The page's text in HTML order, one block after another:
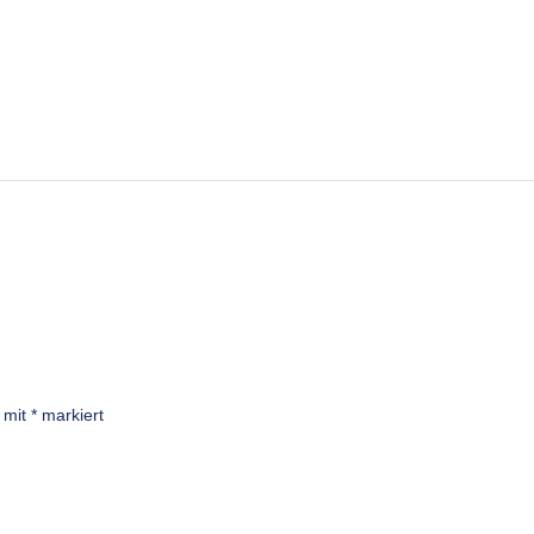
mit * markiert